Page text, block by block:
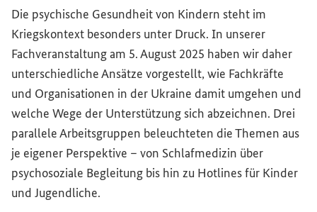
Die psychische Gesundheit von Kindern steht im
Kriegskontext besonders unter Druck. In unserer
Fachveranstaltung am 5. August 2025 haben wir daher
unterschiedliche Ansätze vorgestellt, wie Fachkräfte
und Organisationen in der Ukraine damit umgehen und
welche Wege der Unterstützung sich abzeichnen. Drei
parallele Arbeitsgruppen beleuchteten die Themen aus
je eigener Perspektive – von Schlafmedizin über
psychosoziale Begleitung bis hin zu Hotlines für Kinder
und Jugendliche.